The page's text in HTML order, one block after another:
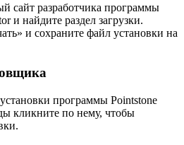
сайт разработчика программы
и найдите раздел загрузки.
и сохраните файл установки на
программы Pointstone
кликните по нему, чтобы